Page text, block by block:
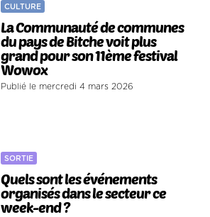
CULTURE
La Communauté de communes
du pays de Bitche voit plus
grand pour son 11ème festival
Wowox
Publié le mercredi 4 mars 2026
SORTIE
Quels sont les événements
organisés dans le secteur ce
week-end ?